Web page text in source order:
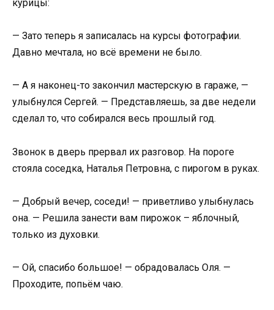
курицы:
— Зато теперь я записалась на курсы фотографии.
Давно мечтала, но всё времени не было.
— А я наконец-то закончил мастерскую в гараже, —
улыбнулся Сергей. — Представляешь, за две недели
сделал то, что собирался весь прошлый год.
Звонок в дверь прервал их разговор. На пороге
стояла соседка, Наталья Петровна, с пирогом в руках.
— Добрый вечер, соседи! — приветливо улыбнулась
она. — Решила занести вам пирожок – яблочный,
только из духовки.
— Ой, спасибо большое! — обрадовалась Оля. —
Проходите, попьём чаю.